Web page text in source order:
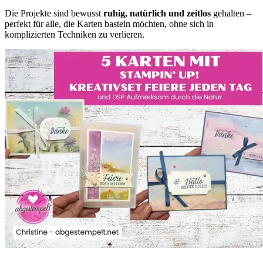
Die Projekte sind bewusst ruhig, natürlich und zeitlos gehalten –
perfekt für alle, die Karten basteln möchten, ohne sich in
komplizierten Techniken zu verlieren.